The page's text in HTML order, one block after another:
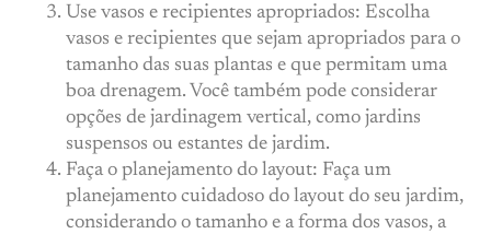
Use vasos e recipientes apropriados: Escolha
vasos e recipientes que sejam apropriados para o
tamanho das suas plantas e que permitam uma
boa drenagem. Você também pode considerar
opções de jardinagem vertical, como jardins
suspensos ou estantes de jardim.
Faça o planejamento do layout: Faça um
planejamento cuidadoso do layout do seu jardim,
considerando o tamanho e a forma dos vasos, a